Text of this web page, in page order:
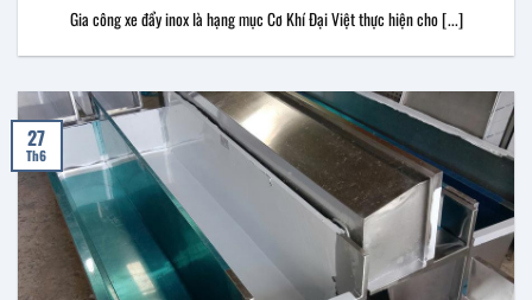
Gia công xe đẩy inox là hạng mục Cơ Khí Đại Việt thực hiện cho [...]
27
Th6